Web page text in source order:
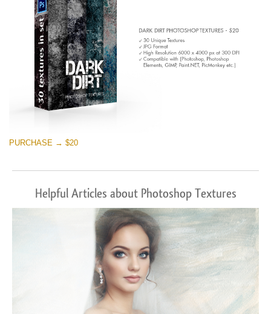
PURCHASE → $20
Helpful Articles about Photoshop Textures